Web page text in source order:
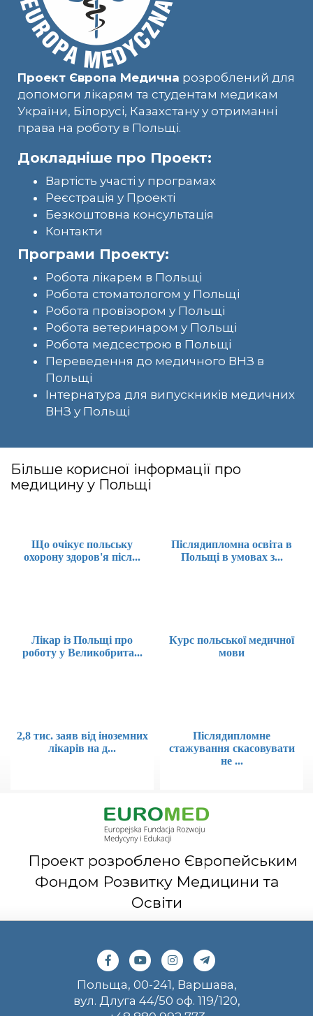
Проект Європа Медична розроблений для
допомоги лікарям та студентам медикам
України, Білорусі, Казахстану у отриманні
права на роботу в Польщі.
Докладніше про Проект:
Вартість участі у програмах
Реєстрація у Проекті
Безкоштовна консультація
Контакти
Програми Проекту:
Робота лікарем в Польщі
Робота стоматологом у Польщі
Робота провізором у Польщі
Робота ветеринаром у Польщі
Робота медсестрою в Польщі
Переведення до медичного ВНЗ в
Польщі
Інтернатура для випускників медичних
ВНЗ у Польщі
Більше корисної інформації про
медицину у Польщі
Що очікує польську
охорону здоров'я післ...
Післядипломна освіта в
Польщі в умовах з...
Лікар із Польщі про
роботу у Великобрита...
Курс польської медичної
мови
2,8 тис. заяв від іноземних
лікарів на д...
Післядипломне
стажування скасовувати
не ...
Проект розроблено Європейським
Фондом Розвитку Медицини та
Освіти
Польща, 00-241, Варшава,
вул. Длуга 44/50 оф. 119/120,